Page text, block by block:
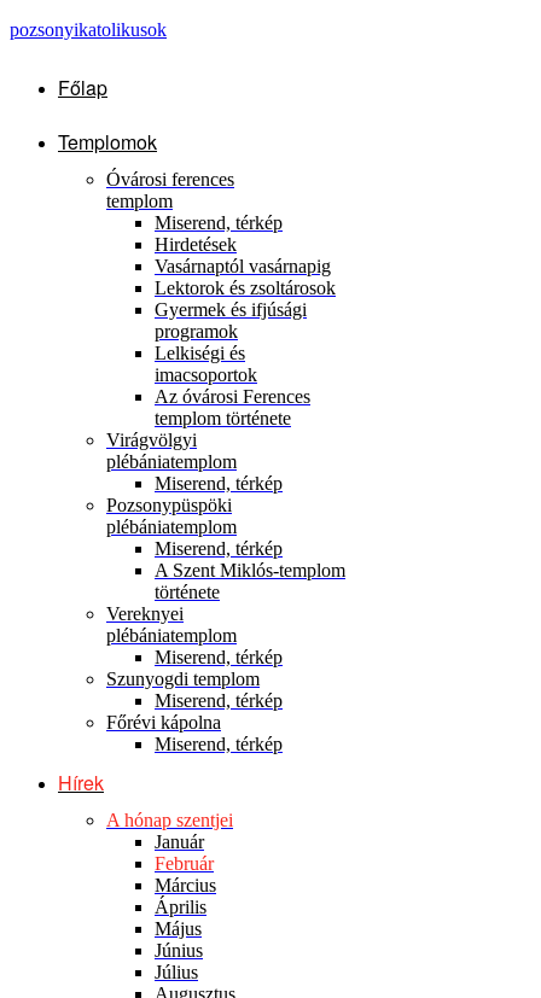
pozsonyikatolikusok
Főlap
Templomok
Óvárosi ferences
templom
Miserend, térkép
Hirdetések
Vasárnaptól vasárnapig
Lektorok és zsoltárosok
Gyermek és ifjúsági
programok
Lelkiségi és
imacsoportok
Az óvárosi Ferences
templom története
Virágvölgyi
plébániatemplom
Miserend, térkép
Pozsonypüspöki
plébániatemplom
Miserend, térkép
A Szent Miklós-templom
története
Vereknyei
plébániatemplom
Miserend, térkép
Szunyogdi templom
Miserend, térkép
Főrévi kápolna
Miserend, térkép
Hírek
A hónap szentjei
Január
Február
Március
Április
Május
Június
Július
Augusztus